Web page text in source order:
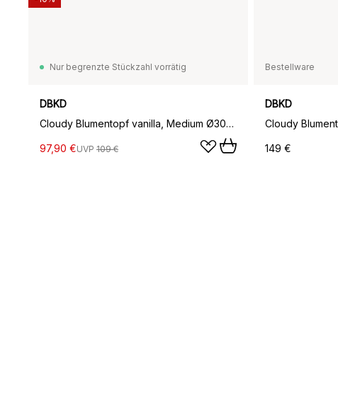
Nur begrenzte Stückzahl vorrätig
DBKD
Cloudy Blumentopf vanilla, Medium Ø30cm
97,90 €UVP 109 €
Bestellware
DBKD
Cloudy
149 €